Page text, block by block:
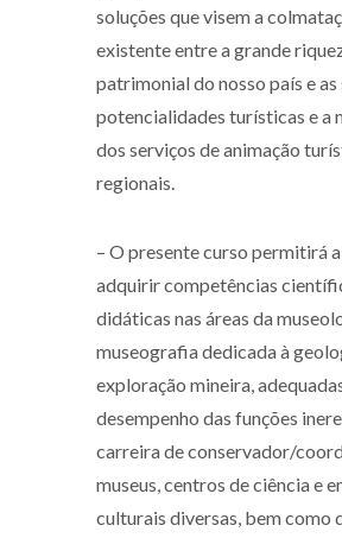
soluções que visem a
existente entre a grande
patrimonial do nosso país e as
potencialidades turísticas e a
dos serviços de animação
regionais.
– O presente curso permitirá
adquirir competências
didáticas nas áreas da
museografia dedicada à
exploração mineira,
desempenho das funções
carreira de conservador/
museus, centros de ciência e
culturais diversas, bem como